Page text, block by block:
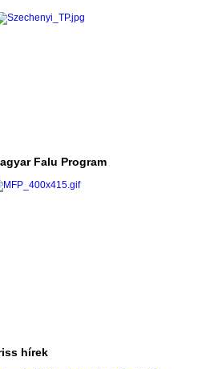
Falu Program
hírek